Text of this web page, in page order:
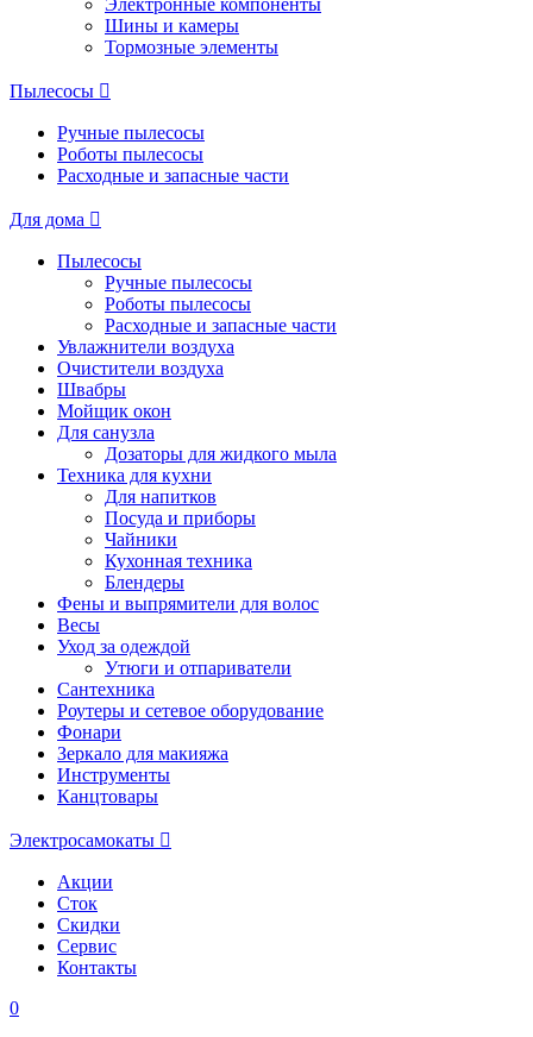
Электронные компоненты
Шины и камеры
Тормозные элементы
Пылесосы
Ручные пылесосы
Роботы пылесосы
Расходные и запасные части
Для дома
Пылесосы
Ручные пылесосы
Роботы пылесосы
Расходные и запасные части
Увлажнители воздуха
Очистители воздуха
Швабры
Мойщик окон
Для санузла
Дозаторы для жидкого мыла
Техника для кухни
Для напитков
Посуда и приборы
Чайники
Кухонная техника
Блендеры
Фены и выпрямители для волос
Весы
Уход за одеждой
Утюги и отпариватели
Сантехника
Роутеры и сетевое оборудование
Фонари
Зеркало для макияжа
Инструменты
Канцтовары
Электросамокаты
Акции
Сток
Скидки
Сервис
Контакты
0